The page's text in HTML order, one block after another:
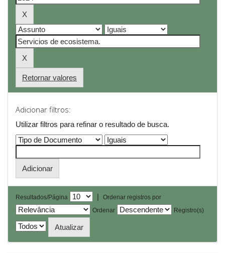
Retornar valores
Adicionar filtros:
Utilizar filtros para refinar o resultado de busca.
Resultados/Página |
Ordenar registros por
Ordenar
Registro(s)